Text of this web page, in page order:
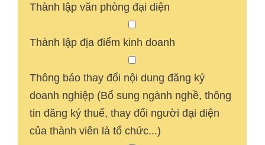
Thành lập văn phòng đại diện
Thành lập địa điểm kinh doanh
Thông báo thay đổi nội dung đăng ký
doanh nghiệp (Bổ sung ngành nghề, thông
tin đăng ký thuế, thay đổi người đại diện
của thành viên là tổ chức...)